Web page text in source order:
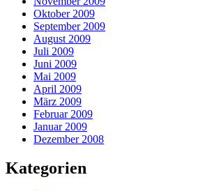
Oktober 2009
September 2009
August 2009
Juli 2009
Juni 2009
Mai 2009
April 2009
März 2009
Februar 2009
Januar 2009
Dezember 2008
Kategorien